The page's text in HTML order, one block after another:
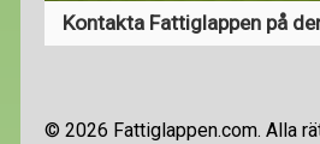
Kontakta Fattiglappen på
© 2026 Fattiglappen.com. Alla